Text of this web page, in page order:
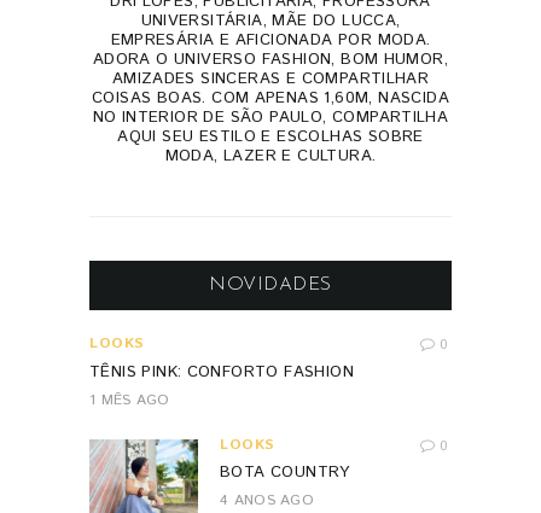
UNIVERSITÁRIA, MÃE DO LUCCA,
EMPRESÁRIA E AFICIONADA POR MODA.
ADORA O UNIVERSO FASHION, BOM HUMOR,
AMIZADES SINCERAS E COMPARTILHAR
COISAS BOAS. COM APENAS 1,60M, NASCIDA
NO INTERIOR DE SÃO PAULO, COMPARTILHA
AQUI SEU ESTILO E ESCOLHAS SOBRE
MODA, LAZER E CULTURA.
NOVIDADES
LOOKS 0
TÊNIS PINK: CONFORTO FASHION
1 MÊS AGO
LOOKS 0
BOTA COUNTRY
4 ANOS AGO